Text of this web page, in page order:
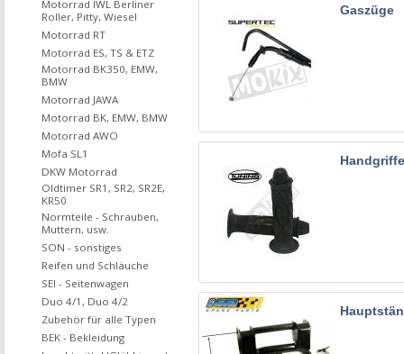
Gaszüge
Handgriffe
Motorrad IWL Berliner
Roller, Pitty, Wiesel
Motorrad RT
Motorrad ES, TS & ETZ
Motorrad BK350, EMW,
BMW
Motorrad JAWA
Motorrad BK, EMW, BMW
Motorrad AWO
Mofa SL1
DKW Motorrad
Oldtimer SR1, SR2, SR2E,
KR50
Normteile - Schrauben,
Muttern, usw.
SON - sonstiges
Reifen und Schläuche
SEI - Seitenwagen
Duo 4/1, Duo 4/2
Zubehör für alle Typen
BEK - Bekleidung